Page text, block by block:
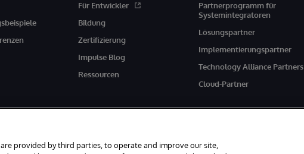
Für Entwickler
Bildung
Zertifizierung
Impulse Blog
Ressourcen
Partnerprogramm für
Systemintegratoren
Lösungspartner
Implementierungspartner
Technology Alliance Partners
Cloud-Partner
provided by third parties, to operate and improve our site,